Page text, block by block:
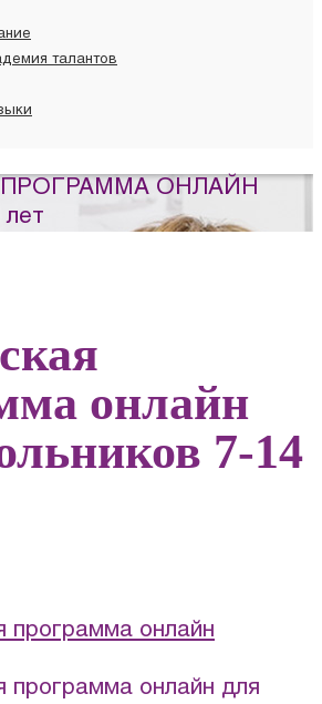
талантов
ОНЛАЙН
лет
онлайн
7-14
программа онлайн
программа онлайн для